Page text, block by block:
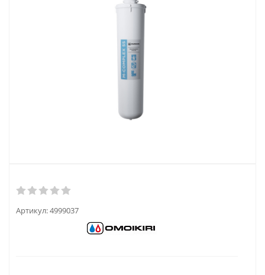
Артикул:4999037